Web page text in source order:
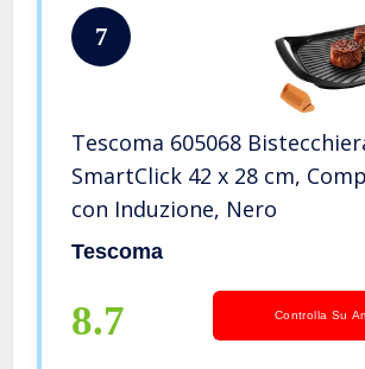
7
Tescoma 605068
SmartClick 42 x 28 cm,
con Induzione, Nero
Tescoma
8.7 Controlla Su